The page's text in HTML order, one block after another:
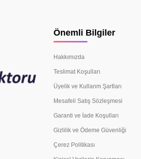
Önemli Bilgiler
Hakkımızda
Teslimat Koşulları
Üyelik ve Kullanm Şartları
Mesafeli Satış Sözleşmesi
Garanti ve İade Koşulları
Gizlilik ve Ödeme Güvenliği
Çerez Politikası